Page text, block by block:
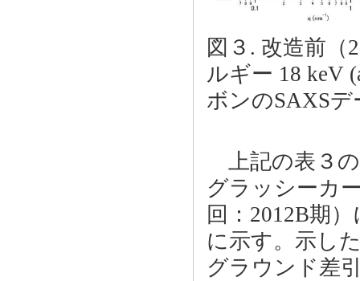
図３. 改造前（
ルギー 18 keV
ボンのSAXSデ
上記の表３の
グラッシーカ
回：2012B期
に示す。示し
グラウンド差